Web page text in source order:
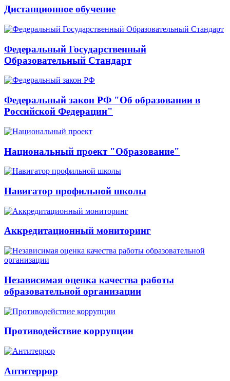
Дистанционное обучение
Федеральный Государственный
Образовательный Стандарт
Федеральный закон РФ "Об образовании в
Российской Федерации"
Национальный проект "Образование"
Навигатор профильной школы
Аккредитационный мониторинг
Независимая оценка качества работы
образовательной организации
Противодействие коррупции
Антитеррор